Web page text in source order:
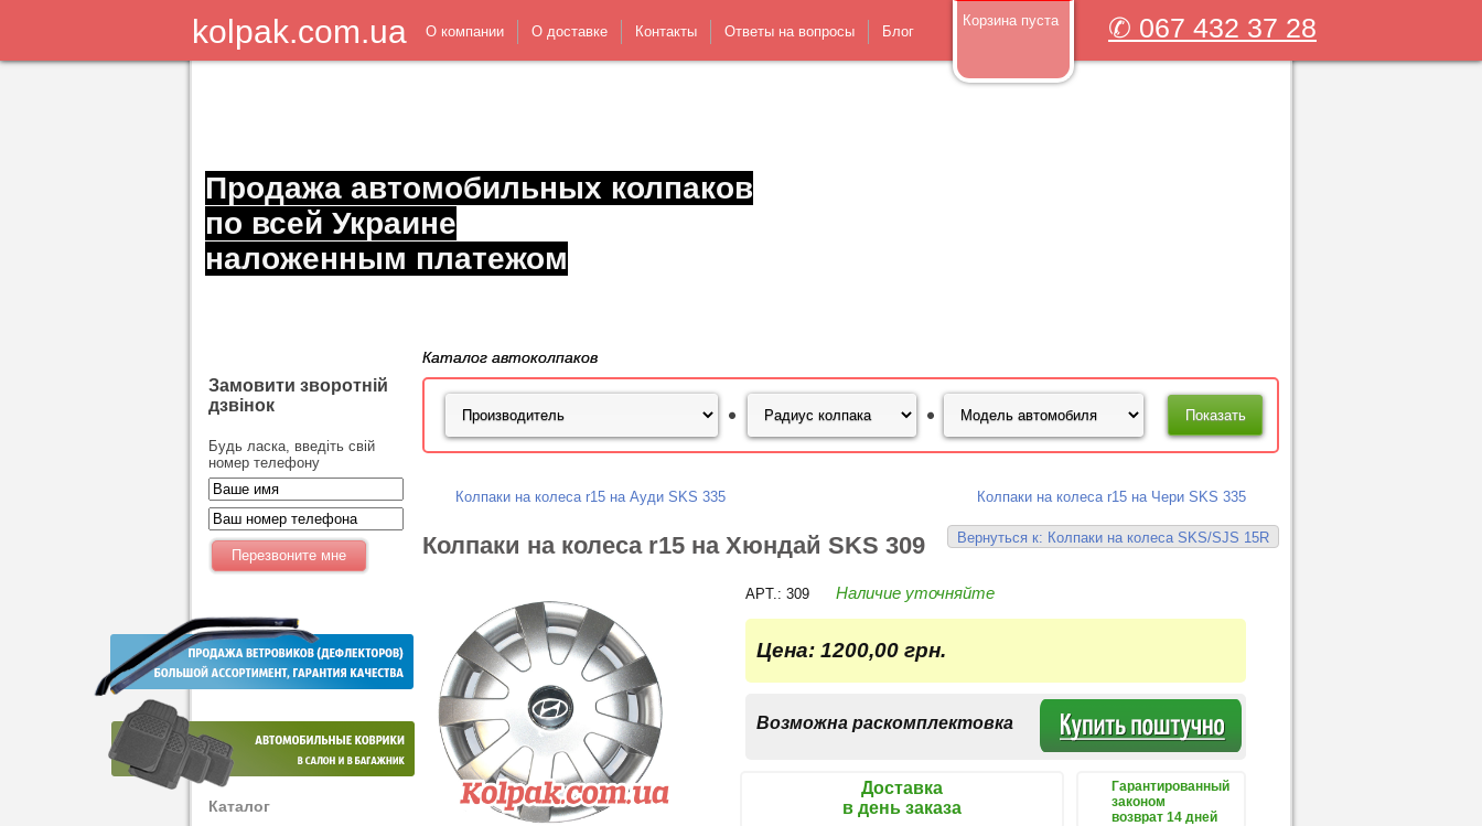
kolpak.com.ua ✆ 067 432 37 28
О компании О доставке Контакты Ответы на вопросы Блог
Корзина пуста
Продажа автомобильных колпаков
по всей Украине
наложенным платежом
Замовити зворотній
дзвінок
Будь ласка, введіть свій
номер телефону
Каталог
Каталог автоколпаков
Колпаки на колеса r15 на Ауди SKS 335 Колпаки на колеса r15 на Чери SKS 335
Вернуться к: Колпаки на колеса SKS/SJS 15R
Колпаки на колеса r15 на Хюндай SKS 309
APT.: 309 Наличие уточняйте
Цена: 1200,00 грн.
Возможна раскомплектовка
Доставка
в день заказа
Гарантированный
законом
возврат 14 дней